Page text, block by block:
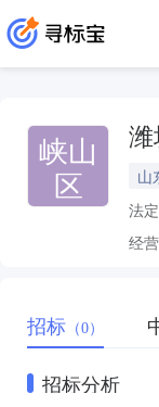
峡山
区
潍
山
法
经
招标 （0）
招标分析